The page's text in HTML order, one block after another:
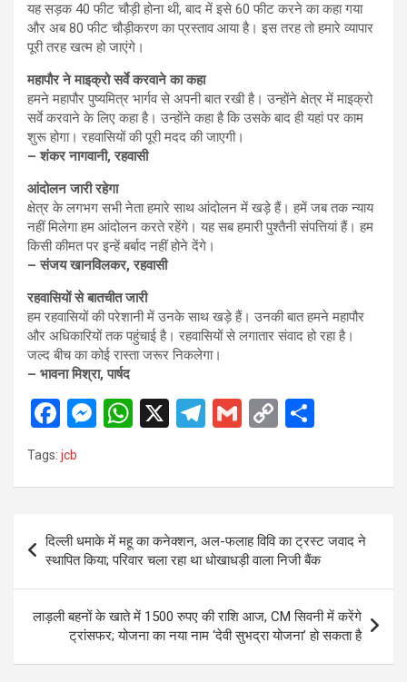
यह सड़क 40 फीट चौड़ी होना थी, बाद में इसे 60 फीट करने का कहा गया
और अब 80 फीट चौड़ीकरण का प्रस्ताव आया है। इस तरह तो हमारे व्यापार
पूरी तरह खत्म हो जाएंगे।
महापौर ने माइक्रो सर्वे करवाने का कहा
हमने महापौर पुष्यमित्र भार्गव से अपनी बात रखी है। उन्होंने क्षेत्र में माइक्रो
सर्वे करवाने के लिए कहा है। उन्होंने कहा है कि उसके बाद ही यहां पर काम
शुरू होगा। रहवासियों की पूरी मदद की जाएगी।
– शंकर नागवानी, रहवासी
आंदोलन जारी रहेगा
क्षेत्र के लगभग सभी नेता हमारे साथ आंदोलन में खड़े हैं। हमें जब तक न्याय
नहीं मिलेगा हम आंदोलन करते रहेंगे। यह सब हमारी पुश्तैनी संपत्तियां हैं। हम
किसी कीमत पर इन्हें बर्बाद नहीं होने देंगे।
– संजय खानविलकर, रहवासी
रहवासियों से बातचीत जारी
हम रहवासियों की परेशानी में उनके साथ खड़े हैं। उनकी बात हमने महापौर
और अधिकारियों तक पहुंचाई है। रहवासियों से लगातार संवाद हो रहा है।
जल्द बीच का कोई रास्ता जरूर निकलेगा।
– भावना मिश्रा, पार्षद
F
a
ce
o
o
k
M
g
er
W
A
p
p
X
T
a
m
G
C
n
k
Tags: jcb
Post
navigation
दिल्ली धमाके में महू का कनेक्शन, अल-फलाह विवि का ट्रस्ट जवाद ने
स्थापित किया; परिवार चला रहा था धोखाधड़ी वाला निजी बैंक
लाड़ली बहनों के खाते में 1500 रुपए की राशि आज, CM सिवनी में करेंगे
ट्रांसफर; योजना का नया नाम ‘देवी सुभद्रा योजना’ हो सकता है